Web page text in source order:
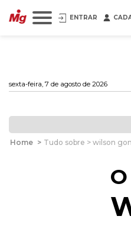
ENTRAR
sexta-feira, 7 de agosto de 2026
Home > Tudo sobre > wilson